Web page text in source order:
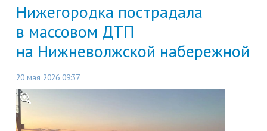
Нижегородка пострадала
в массовом ДТП
на Нижневолжской набережной
20 мая 2026 09:37